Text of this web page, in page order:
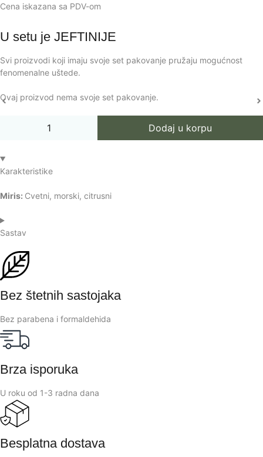
Cena iskazana sa PDV-om
U setu je JEFTINIJE
Svi proizvodi koji imaju svoje set pakovanje pružaju mogućnost
fenomenalne uštede.
Ovaj proizvod nema svoje set pakovanje.
Dodaj u korpu
Karakteristike
Miris: Cvetni, morski, citrusni
Sastav
Bez štetnih sastojaka
Bez parabena i formaldehida
Brza isporuka
U roku od 1-3 radna dana
Besplatna dostava